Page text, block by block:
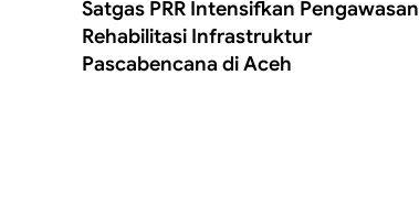
Satgas PRR Intensifkan Pengawasan
Rehabilitasi Infrastruktur
Pascabencana di Aceh